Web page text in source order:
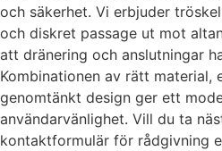
och säkerhet. Vi erbjuder
och diskret passage ut mot
att dränering och anslutningar
Kombinationen av rätt material,
genomtänkt design ger ett
användarvänlighet. Vill du ta
kontaktformulär för rådgivning